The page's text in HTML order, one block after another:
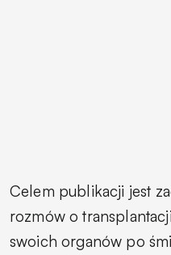
Celem publikacji jest
rozmów o
swoich organów po